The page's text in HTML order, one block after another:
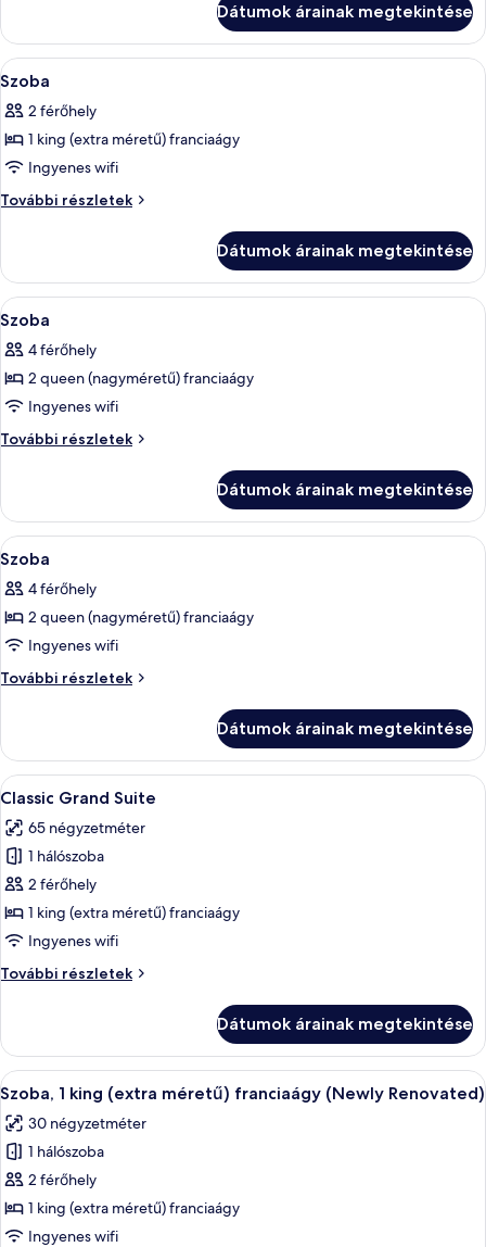
(nagyméretű)
franciaágy
franciaágy
további
részletei
Dátumok árainak megtekintése
A
következő
szoba
összes
képének
megtekintése:
Egy szállodai szoba, amelyben
3
Szoba
2 férőhely
1 king (extra méretű) franciaágy
Ingyenes wifi
További részletek
Szoba
Dátumok árainak megtekintése
A
következő
szoba
összes
képének
megtekintése:
Egy szállodai szoba, amelyben
3
Szoba
4 férőhely
2 queen (nagyméretű) franciaágy
Ingyenes wifi
További részletek
Szoba
Dátumok árainak megtekintése
A
következő
szoba
összes
képének
megtekintése:
Prémium ágynemű, íróasztal,
4
Szoba
4 férőhely
2 queen (nagyméretű) franciaágy
Ingyenes wifi
További részletek
Szoba
Dátumok árainak megtekintése
A
következő
szoba
összes
képének
megtekintése:
Classic
Suite
Egy gondosan megterített ágy,
5
Classic Grand Suite
65 négyzetméter
1 hálószoba
2 férőhely
1 king (extra méretű) franciaágy
Ingyenes wifi
További részletek
Classic
részletei
Dátumok árainak megtekintése
A
következő
szoba
összes
képének
megtekintése:
Szoba,
Egy szállodai szoba, amelyben egy
4
Szoba, 1 king (extra méretű) franciaágy (Newly Renovated)
30 négyzetméter
1 hálószoba
2 férőhely
1 king (extra méretű) franciaágy
Ingyenes wifi